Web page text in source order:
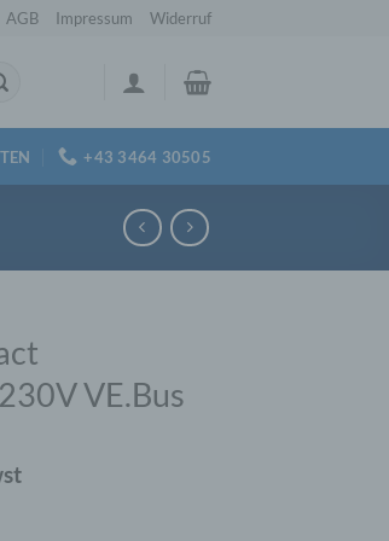
AGB Impressum Widerruf
+43 3464 30505
VE.Bus